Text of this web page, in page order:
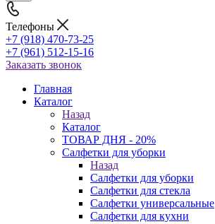
Телефоны
+7 (918) 470-73-25
+7 (961) 512-15-16
Заказать звонок
Главная
Каталог
Назад
Каталог
ТОВАР ДНЯ - 20%
Салфетки для уборки
Назад
Салфетки для уборки
Салфетки для стекла
Салфетки универсальные
Салфетки для кухни